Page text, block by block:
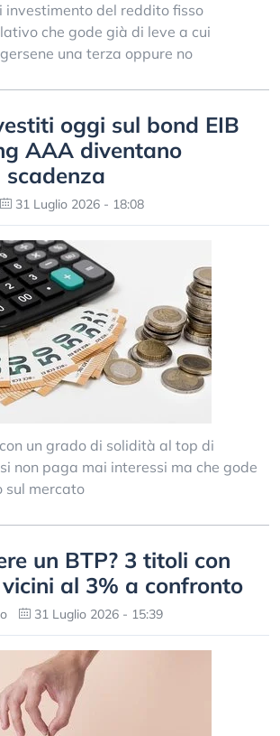
investimento del reddito fisso
che gode già di leve a cui
una terza oppure no
oggi sul bond EIB
AAA diventano
scadenza
31 Luglio 2026 - 18:08
un grado di solidità al top di
non paga mai interessi ma che gode
sul mercato
un BTP? 3 titoli con
al 3% a confronto
31 Luglio 2026 - 15:39